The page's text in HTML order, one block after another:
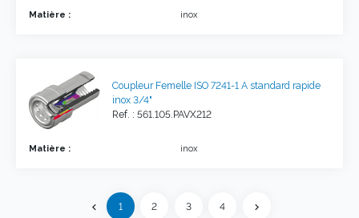
Matière : inox
Coupleur Femelle ISO 7241-1 A standard rapide
inox 3/4"
Ref. : 561.105.PAVX212
Matière : inox
chevron_left Précédent
1 2 3 4 chevron_rightSuivant